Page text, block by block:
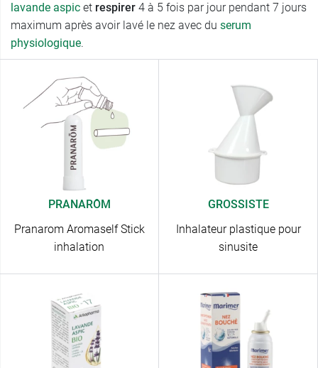
lavande aspic et respirer 4 à 5 fois par jour pendant 7 jours
maximum après avoir lavé le nez avec du serum
physiologique.
PRANARÔM
Pranarom Aromaself Stick
inhalation
GROSSISTE
Inhalateur plastique pour
sinusite